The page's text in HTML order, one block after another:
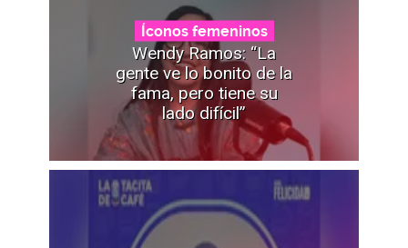
Íconos femeninos
Wendy Ramos: “La
gente ve lo bonito de la
fama, pero tiene su
lado difícil”